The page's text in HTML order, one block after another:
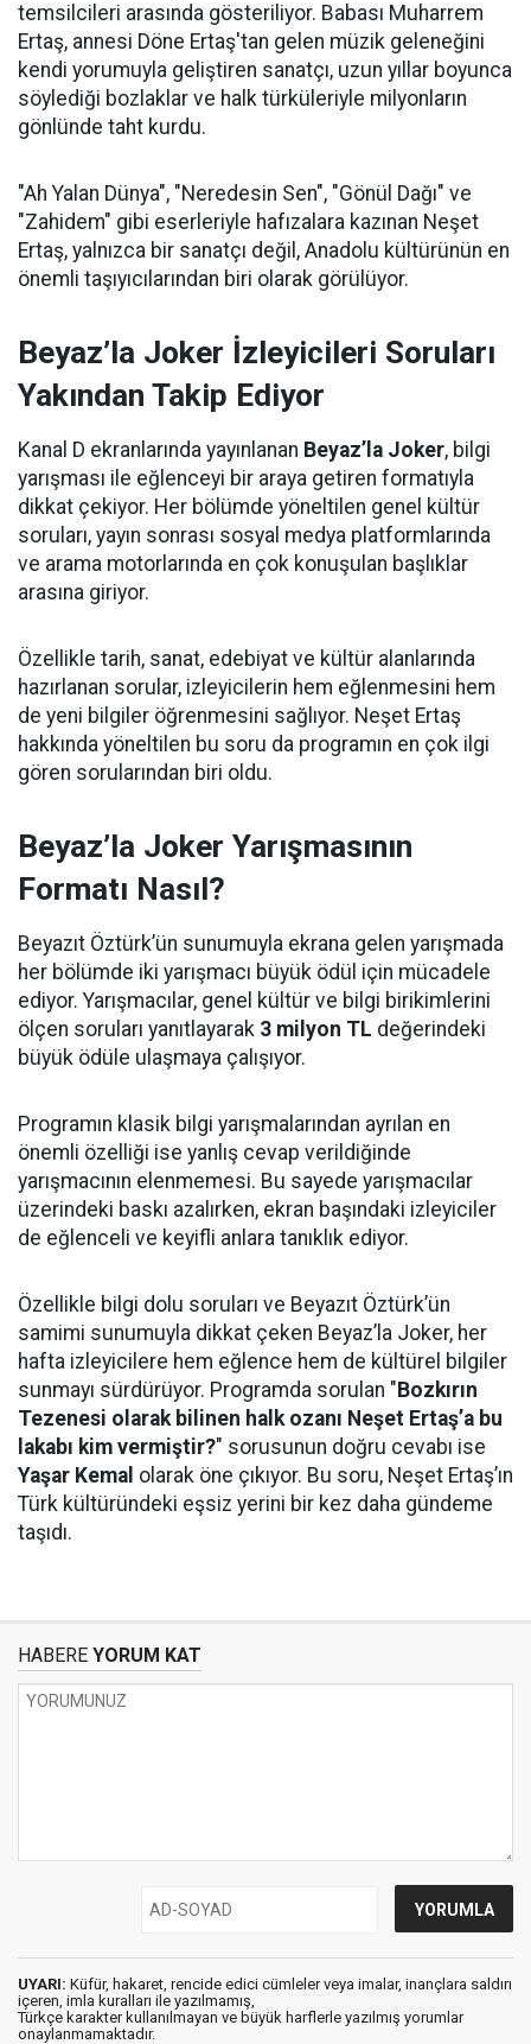
temsilcileri arasında gösteriliyor. Babası Muharrem
Ertaş, annesi Döne Ertaş'tan gelen müzik geleneğini
kendi yorumuyla geliştiren sanatçı, uzun yıllar boyunca
söylediği bozlaklar ve halk türküleriyle milyonların
gönlünde taht kurdu.
"Ah Yalan Dünya", "Neredesin Sen", "Gönül Dağı" ve
"Zahidem" gibi eserleriyle hafızalara kazınan Neşet
Ertaş, yalnızca bir sanatçı değil, Anadolu kültürünün en
önemli taşıyıcılarından biri olarak görülüyor.
Beyaz’la Joker İzleyicileri Soruları
Yakından Takip Ediyor
Kanal D ekranlarında yayınlanan Beyaz’la Joker, bilgi
yarışması ile eğlenceyi bir araya getiren formatıyla
dikkat çekiyor. Her bölümde yöneltilen genel kültür
soruları, yayın sonrası sosyal medya platformlarında
ve arama motorlarında en çok konuşulan başlıklar
arasına giriyor.
Özellikle tarih, sanat, edebiyat ve kültür alanlarında
hazırlanan sorular, izleyicilerin hem eğlenmesini hem
de yeni bilgiler öğrenmesini sağlıyor. Neşet Ertaş
hakkında yöneltilen bu soru da programın en çok ilgi
gören sorularından biri oldu.
Beyaz’la Joker Yarışmasının
Formatı Nasıl?
Beyazıt Öztürk’ün sunumuyla ekrana gelen yarışmada
her bölümde iki yarışmacı büyük ödül için mücadele
ediyor. Yarışmacılar, genel kültür ve bilgi birikimlerini
ölçen soruları yanıtlayarak 3 milyon TL değerindeki
büyük ödüle ulaşmaya çalışıyor.
Programın klasik bilgi yarışmalarından ayrılan en
önemli özelliği ise yanlış cevap verildiğinde
yarışmacının elenmemesi. Bu sayede yarışmacılar
üzerindeki baskı azalırken, ekran başındaki izleyiciler
de eğlenceli ve keyifli anlara tanıklık ediyor.
Özellikle bilgi dolu soruları ve Beyazıt Öztürk’ün
samimi sunumuyla dikkat çeken Beyaz’la Joker, her
hafta izleyicilere hem eğlence hem de kültürel bilgiler
sunmayı sürdürüyor. Programda sorulan " Bozkırın
Tezenesi olarak bilinen halk ozanı Neşet Ertaş’a bu
lakabı kim vermiştir?" sorusunun doğru cevabı ise
Yaşar Kemal olarak öne çıkıyor. Bu soru, Neşet Ertaş’ın
Türk kültüründeki eşsiz yerini bir kez daha gündeme
taşıdı.
HABERE YORUM KAT
UYARI: Küfür, hakaret, rencide edici cümleler veya imalar, inançlara saldırı
içeren, imla kuralları ile yazılmamış,
Türkçe karakter kullanılmayan ve büyük harflerle yazılmış yorumlar
onaylanmamaktadır.